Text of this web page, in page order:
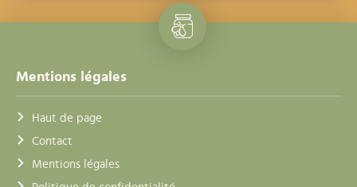
Mentions légales
Haut de page
Contact
Mentions légales